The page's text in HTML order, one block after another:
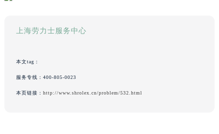
上海劳力士服务中心
本文tag：
服务专线： 400-805-0023
本页链接： http://www.shrolex.cn/problem/532.html